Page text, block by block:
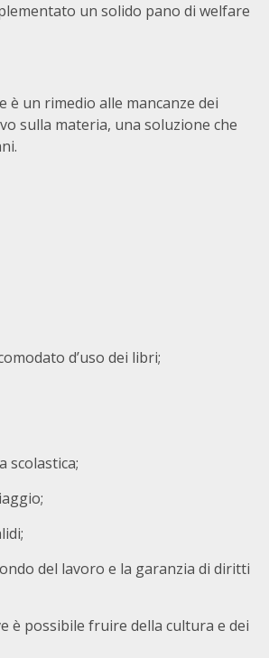
un solido pano di welfare
un rimedio alle mancanze dei
sulla materia, una soluzione che
d’uso dei libri;
scolastica;
del lavoro e la garanzia di diritti
è possibile fruire della cultura e dei